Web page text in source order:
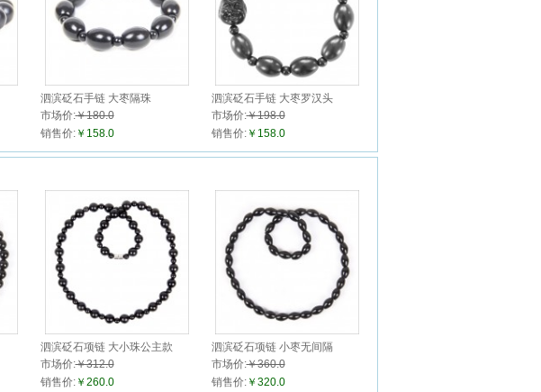
泗滨砭石手链 大枣隔珠
市场价:￥180.0
销售价:￥158.0
泗滨砭石手链 大枣罗汉头
市场价:￥198.0
销售价:￥158.0
泗滨砭石项链 大小珠公主款
市场价:￥312.0
销售价:￥260.0
泗滨砭石项链 小枣无间隔
市场价:￥360.0
销售价:￥320.0